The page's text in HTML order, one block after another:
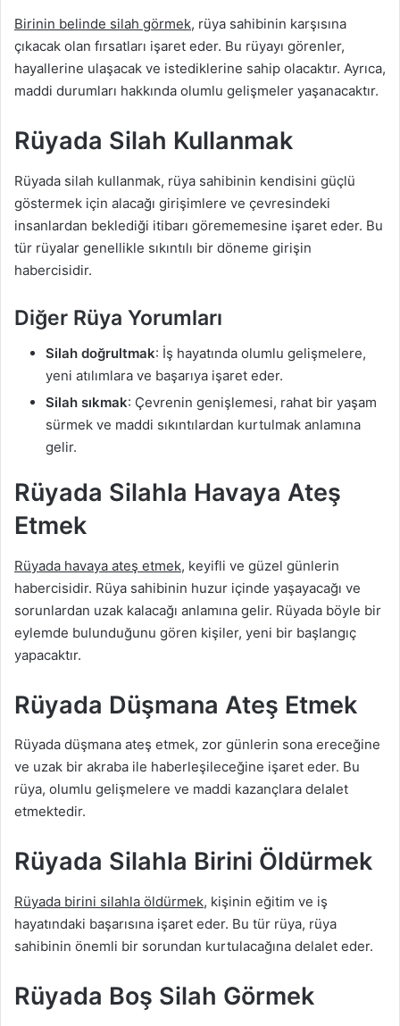
Birinin belinde silah görmek, rüya sahibinin karşısına
çıkacak olan fırsatları işaret eder. Bu rüyayı görenler,
hayallerine ulaşacak ve istediklerine sahip olacaktır. Ayrıca,
maddi durumları hakkında olumlu gelişmeler yaşanacaktır.
Rüyada Silah Kullanmak
Rüyada silah kullanmak, rüya sahibinin kendisini güçlü
göstermek için alacağı girişimlere ve çevresindeki
insanlardan beklediği itibarı görememesine işaret eder. Bu
tür rüyalar genellikle sıkıntılı bir döneme girişin
habercisidir.
Diğer Rüya Yorumları
Silah doğrultmak: İş hayatında olumlu gelişmelere,
yeni atılımlara ve başarıya işaret eder.
Silah sıkmak: Çevrenin genişlemesi, rahat bir yaşam
sürmek ve maddi sıkıntılardan kurtulmak anlamına
gelir.
Rüyada Silahla Havaya Ateş
Etmek
Rüyada havaya ateş etmek, keyifli ve güzel günlerin
habercisidir. Rüya sahibinin huzur içinde yaşayacağı ve
sorunlardan uzak kalacağı anlamına gelir. Rüyada böyle bir
eylemde bulunduğunu gören kişiler, yeni bir başlangıç
yapacaktır.
Rüyada Düşmana Ateş Etmek
Rüyada düşmana ateş etmek, zor günlerin sona ereceğine
ve uzak bir akraba ile haberleşileceğine işaret eder. Bu
rüya, olumlu gelişmelere ve maddi kazançlara delalet
etmektedir.
Rüyada Silahla Birini Öldürmek
Rüyada birini silahla öldürmek, kişinin eğitim ve iş
hayatındaki başarısına işaret eder. Bu tür rüya, rüya
sahibinin önemli bir sorundan kurtulacağına delalet eder.
Rüyada Boş Silah Görmek